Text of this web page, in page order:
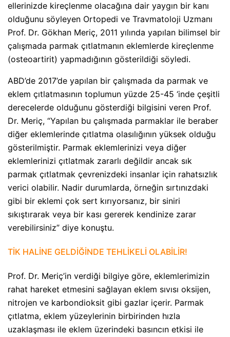
ellerinizde kireçlenme olacağına dair yaygın bir kanı
olduğunu söyleyen Ortopedi ve Travmatoloji Uzmanı
Prof. Dr. Gökhan Meriç, 2011 yılında yapılan bilimsel bir
çalışmada parmak çıtlatmanın eklemlerde kireçlenme
(osteoartirit) yapmadığının gösterildiği söyledi.
ABD’de 2017’de yapılan bir çalışmada da parmak ve
eklem çıtlatmasının toplumun yüzde 25-45 ‘inde çeşitli
derecelerde olduğunu gösterdiği bilgisini veren Prof.
Dr. Meriç, “Yapılan bu çalışmada parmaklar ile beraber
diğer eklemlerinde çıtlatma olasılığının yüksek olduğu
gösterilmiştir. Parmak eklemlerinizi veya diğer
eklemlerinizi çıtlatmak zararlı değildir ancak sık
parmak çıtlatmak çevrenizdeki insanlar için rahatsızlık
verici olabilir. Nadir durumlarda, örneğin sırtınızdaki
gibi bir eklemi çok sert kırıyorsanız, bir siniri
sıkıştırarak veya bir kası gererek kendinize zarar
verebilirsiniz” diye konuştu.
TİK HALİNE GELDİĞİNDE TEHLİKELİ OLABİLİR!
Prof. Dr. Meriç’in verdiği bilgiye göre, eklemlerimizin
rahat hareket etmesini sağlayan eklem sıvısı oksijen,
nitrojen ve karbondioksit gibi gazlar içerir. Parmak
çıtlatma, eklem yüzeylerinin birbirinden hızla
uzaklaşması ile eklem üzerindeki basıncın etkisi ile